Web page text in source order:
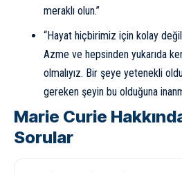
meraklı olun.”
“Hayat hiçbirimiz için kolay
Azme ve hepsinden yukarıda
olmalıyız. Bir şeye yetenekli
gereken şeyin bu olduğuna
Marie Curie
Sorular